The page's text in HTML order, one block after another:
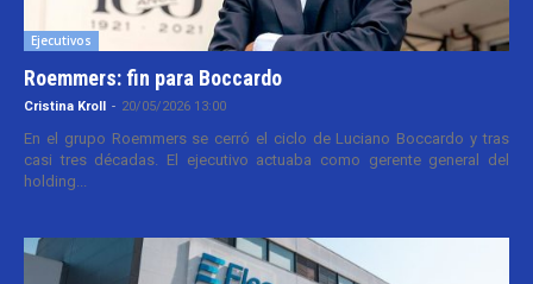
Ejecutivos
Roemmers: fin para Boccardo
Cristina Kroll - 20/05/2026 13:00
En el grupo Roemmers se cerró el ciclo de Luciano Boccardo y tras
casi tres décadas. El ejecutivo actuaba como gerente general del
holding...